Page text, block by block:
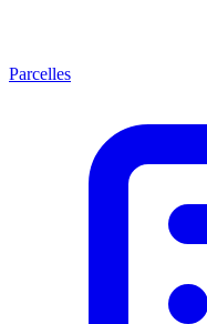
Parcelles